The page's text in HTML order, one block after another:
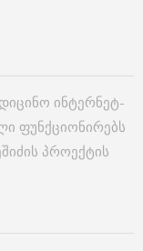
ინტერნეტ-
ფუნქციონირებს
პროექტის